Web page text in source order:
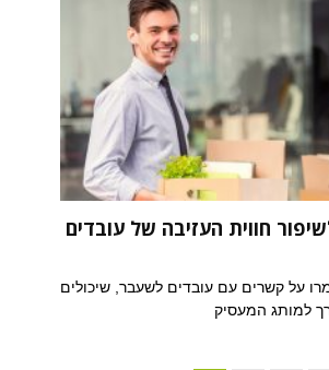
על קשרים עם עובדים לשעבר, שיכולים
למותג המעסיק